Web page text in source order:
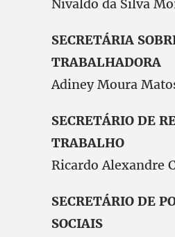
Nivaldo da Silva
SECRETÁRIA
TRABALHADORA
Adiney Moura
SECRETÁRIO DE
TRABALHO
Ricardo Alexandre
SECRETÁRIO DE
SOCIAIS